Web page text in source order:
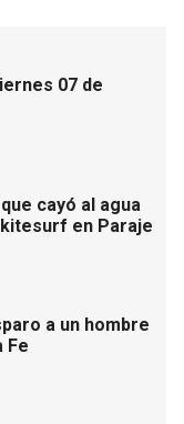
07 de
cayó al agua
en Paraje
a un hombre
Fe